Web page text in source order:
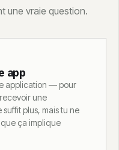
une vraie question.
app
application — pour
une
plus, mais tu ne
ça implique